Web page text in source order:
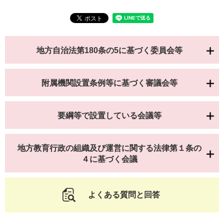
地方自治法第180条の5に基づく委員会等
附属機関設置条例等に基づく審議会等
要綱等で設置している会議等
地方教育行政の組織及び運営に関する法律第１条の
４に基づく会議
よくある質問と回答